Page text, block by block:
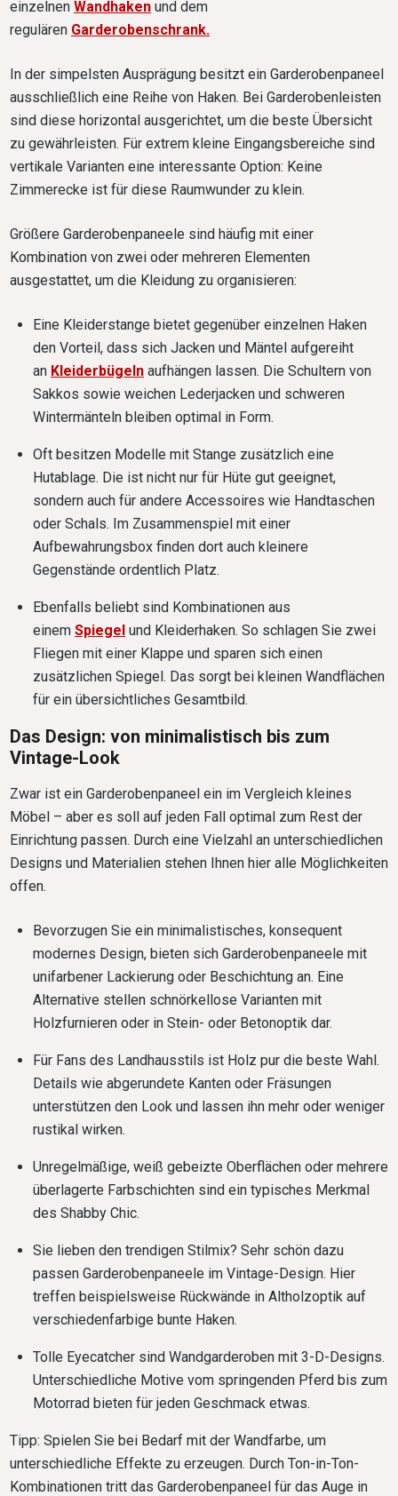
einzelnen Wandhaken und dem
regulären Garderobenschrank.
In der simpelsten Ausprägung besitzt ein Garderobenpaneel
ausschließlich eine Reihe von Haken. Bei Garderobenleisten
sind diese horizontal ausgerichtet, um die beste Übersicht
zu gewährleisten. Für extrem kleine Eingangsbereiche sind
vertikale Varianten eine interessante Option: Keine
Zimmerecke ist für diese Raumwunder zu klein.
Größere Garderobenpaneele sind häufig mit einer
Kombination von zwei oder mehreren Elementen
ausgestattet, um die Kleidung zu organisieren:
Eine Kleiderstange bietet gegenüber einzelnen Haken
den Vorteil, dass sich Jacken und Mäntel aufgereiht
an Kleiderbügeln aufhängen lassen. Die Schultern von
Sakkos sowie weichen Lederjacken und schweren
Wintermänteln bleiben optimal in Form.
Oft besitzen Modelle mit Stange zusätzlich eine
Hutablage. Die ist nicht nur für Hüte gut geeignet,
sondern auch für andere Accessoires wie Handtaschen
oder Schals. Im Zusammenspiel mit einer
Aufbewahrungsbox finden dort auch kleinere
Gegenstände ordentlich Platz.
Ebenfalls beliebt sind Kombinationen aus
einem Spiegel und Kleiderhaken. So schlagen Sie zwei
Fliegen mit einer Klappe und sparen sich einen
zusätzlichen Spiegel. Das sorgt bei kleinen Wandflächen
für ein übersichtliches Gesamtbild.
Das Design: von minimalistisch bis zum
Vintage-Look
Zwar ist ein Garderobenpaneel ein im Vergleich kleines
Möbel – aber es soll auf jeden Fall optimal zum Rest der
Einrichtung passen. Durch eine Vielzahl an unterschiedlichen
Designs und Materialien stehen Ihnen hier alle Möglichkeiten
offen.
Bevorzugen Sie ein minimalistisches, konsequent
modernes Design, bieten sich Garderobenpaneele mit
unifarbener Lackierung oder Beschichtung an. Eine
Alternative stellen schnörkellose Varianten mit
Holzfurnieren oder in Stein- oder Betonoptik dar.
Für Fans des Landhausstils ist Holz pur die beste Wahl.
Details wie abgerundete Kanten oder Fräsungen
unterstützen den Look und lassen ihn mehr oder weniger
rustikal wirken.
Unregelmäßige, weiß gebeizte Oberflächen oder mehrere
überlagerte Farbschichten sind ein typisches Merkmal
des Shabby Chic.
Sie lieben den trendigen Stilmix? Sehr schön dazu
passen Garderobenpaneele im Vintage-Design. Hier
treffen beispielsweise Rückwände in Altholzoptik auf
verschiedenfarbige bunte Haken.
Tolle Eyecatcher sind Wandgarderoben mit 3-D-Designs.
Unterschiedliche Motive vom springenden Pferd bis zum
Motorrad bieten für jeden Geschmack etwas.
Tipp: Spielen Sie bei Bedarf mit der Wandfarbe, um
unterschiedliche Effekte zu erzeugen. Durch Ton-in-Ton-
Kombinationen tritt das Garderobenpaneel für das Auge in